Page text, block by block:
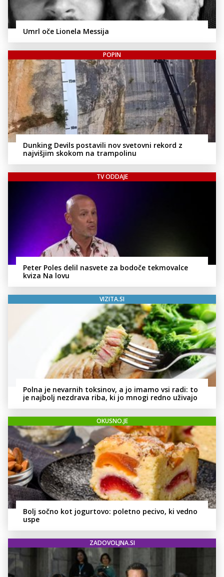
Umrl oče Lionela Messija
POPIN
Dunking Devils postavili nov svetovni rekord z
najvišjim skokom na trampolinu
TV ODDAJE
Peter Poles delil nasvete za bodoče tekmovalce
kviza Na lovu
VIZITA.SI
Polna je nevarnih toksinov, a jo imamo vsi radi: to
je najbolj nezdrava riba, ki jo mnogi redno uživajo
OKUSNO.JE
Bolj sočno kot jogurtovo: poletno pecivo, ki vedno
uspe
ZADOVOLJNA.SI